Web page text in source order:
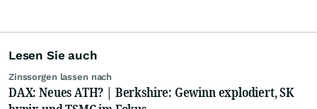
Lesen Sie auch
Zinssorgen lassen nach
DAX: Neues ATH? | Berkshire: Gewinn explodiert, SK